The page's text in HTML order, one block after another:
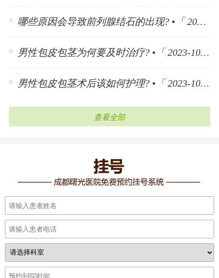
哪些原因会导致前列腺结石的出现? •「 2023-11-10 」
男性包皮包茎为何要及时治疗? •「 2023-10-30 」
男性包皮包茎术后该如何护理? •「 2023-10-30 」
查看全部